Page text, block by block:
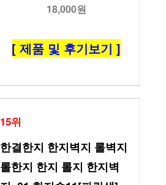
18,000원
[ 제품 및 후기보기 ]
15위
한결한지 한지벽지 롤벽지
롤한지 한지 롤지 한지벽